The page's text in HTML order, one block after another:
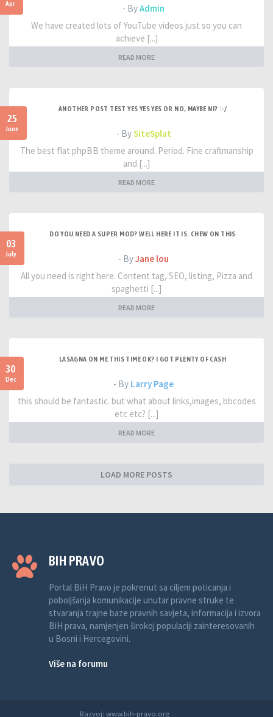
Apr - ByAdmin
We have created lots of YouTube videos just so you can
achieve [...]
READ MORE
25
June
ANOTHER POST TEST YES YES YES OR NO, MAYBE NI? :-/
- BySiteSplat
The best flat phpBB theme around. Period. Fine craftmanship
and [...]
READ MORE
03
July
DO YOU NEED A SUPER MOD? WELL HERE IT IS. CHEW ON THIS
- ByJane lou
All you need is right here. Content tag, SEO, listing, Pizza and
spaghetti [...]
READ MORE
30
Dec
LASAGNA ON ME THIS TIME OK? I GOT PLENTY OF CASH
- By Larry Page
this should be fantastic. but what about links,images, bbcodes
etc etc? [...]
READ MORE
LOAD MORE POSTS
BIH PRAVO
Portal BiH Pravo je pokrenut sa ciljem poticanja i
poboljšanja komunikacije unutar pravne struke te
stvaranja trajne baze pravnih savjeta, informacija i izvora
BiH prava, namjenjen širokoj populaciji zainteresovanih
u Bosni i Hercegovini.
Više na forumu
Razvoj: www.bih-pravo.org